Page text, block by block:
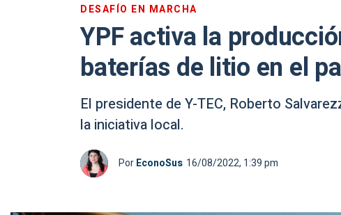
DESAFÍO EN MARCHA
YPF activa la
baterías de litio en el
El presidente de Y-TEC, Roberto
la iniciativa local.
PorEconoSus 16/08/2022, 1:39 pm